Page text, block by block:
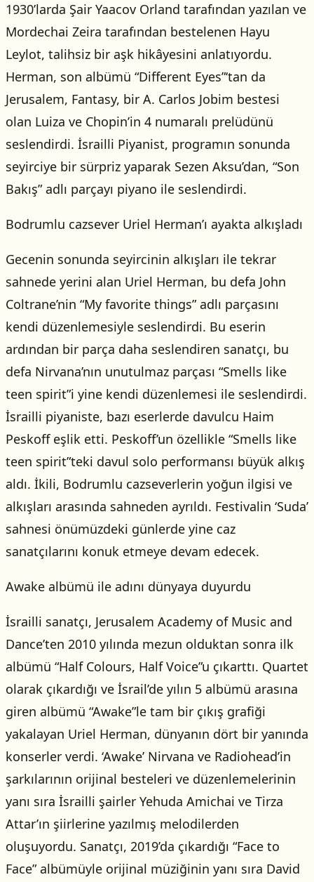
1930’larda Şair Yaacov Orland tarafından yazılan ve
Mordechai Zeira tarafından bestelenen Hayu
Leylot, talihsiz bir aşk hikâyesini anlatıyordu.
Herman, son albümü “Different Eyes”‘tan da
Jerusalem, Fantasy, bir A. Carlos Jobim bestesi
olan Luiza ve Chopin’in 4 numaralı prelüdünü
seslendirdi. İsrailli Piyanist, programın sonunda
seyirciye bir sürpriz yaparak Sezen Aksu’dan, “Son
Bakış” adlı parçayı piyano ile seslendirdi.
Bodrumlu cazsever Uriel Herman’ı ayakta alkışladı
Gecenin sonunda seyircinin alkışları ile tekrar
sahnede yerini alan Uriel Herman, bu defa John
Coltrane’nin “My favorite things” adlı parçasını
kendi düzenlemesiyle seslendirdi. Bu eserin
ardından bir parça daha seslendiren sanatçı, bu
defa Nirvana’nın unutulmaz parçası “Smells like
teen spirit”i yine kendi düzenlemesi ile seslendirdi.
İsrailli piyaniste, bazı eserlerde davulcu Haim
Peskoff eşlik etti. Peskoff’un özellikle “Smells like
teen spirit”teki davul solo performansı büyük alkış
aldı. İkili, Bodrumlu cazseverlerin yoğun ilgisi ve
alkışları arasında sahneden ayrıldı. Festivalin ‘Suda’
sahnesi önümüzdeki günlerde yine caz
sanatçılarını konuk etmeye devam edecek.
Awake albümü ile adını dünyaya duyurdu
İsrailli sanatçı, Jerusalem Academy of Music and
Dance’ten 2010 yılında mezun olduktan sonra ilk
albümü “Half Colours, Half Voice”u çıkarttı. Quartet
olarak çıkardığı ve İsrail’de yılın 5 albümü arasına
giren albümü “Awake”le tam bir çıkış grafiği
yakalayan Uriel Herman, dünyanın dört bir yanında
konserler verdi. ‘Awake’ Nirvana ve Radiohead’in
şarkılarının orijinal besteleri ve düzenlemelerinin
yanı sıra İsrailli şairler Yehuda Amichai ve Tirza
Attar’ın şiirlerine yazılmış melodilerden
oluşuyordu. Sanatçı, 2019’da çıkardığı “Face to
Face” albümüyle orijinal müziğinin yanı sıra David